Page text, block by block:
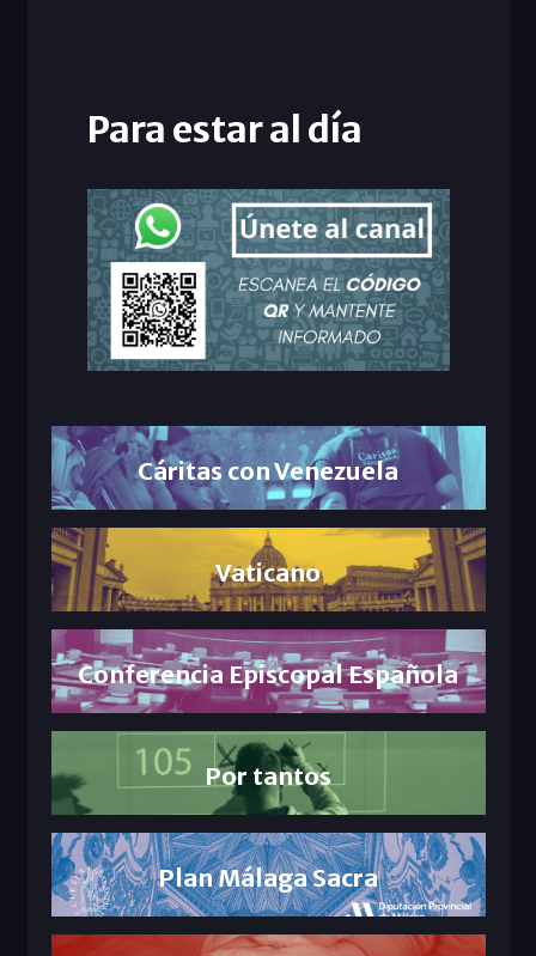
Para estar al día
Cáritas con Venezuela
Vaticano
Conferencia Episcopal Española
Por tantos
Plan Málaga Sacra